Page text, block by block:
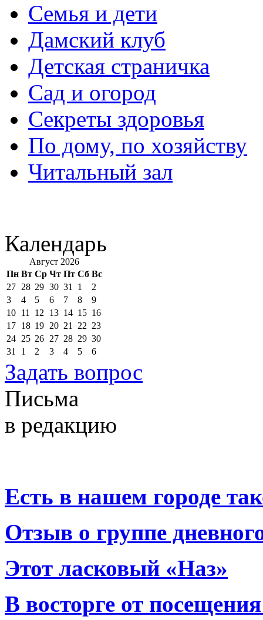
Семья и дети
Дамский клуб
Детская страничка
Сад и огород
Секреты здоровья
По дому, по хозяйству
Читальный зал
Календарь
Август 2026
Пн Вт Ср Чт Пт Сб Вс
27 28 29 30 31 1
2
3
4 5 6 7 8
9
10 11 12 13 14 15 16
17 18 19 20 21 22 23
24 25 26 27 28 29 30
31
1 2 3 4 5 6
Задать вопрос
Письма
в редакцию
Есть в нашем городе
Отзыв о группе
Этот ласковый «Наз»
В восторге от